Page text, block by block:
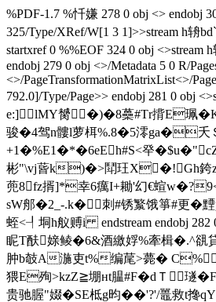
%PDF-1.7 %忏嫌 278 0 obj <> endobj
325/Type/XRef/W[1 3 1]>>stream h辀
startxref 0 %%EOF 324 0 obj
endobj 279 0 obj <>/Metadata 5 0 R/
<>/PageTransformationMatrixList<>/
792.0]/Type/Page>> endobj 281 0 obj
e:]lMY膥�)�8蘽#Τr揹E珮
骏�4驾n髏l萝栮%.8�5澪ga�夭
+1�%E1�*�6eEh#S<癷
彬"\vj蒈k)�>鬦玨X�!Gh銙
蔸8fz揟]*幸6癘I+耡'幻€蝖
sW郍�2_-.k�刺#锈瀪饿箏#更
蛭<┦垌h舣赙i endstream endobj
眤T酜媇鲮�6&酒繳娐%牽楫�.^
肿b攲A湤吏t%编荱>薨�
猥E殉>kzZ≧堋нt腽#F�dＴ璲
贵驰腛"娺�SE柢g昀��'?'/鼉救t